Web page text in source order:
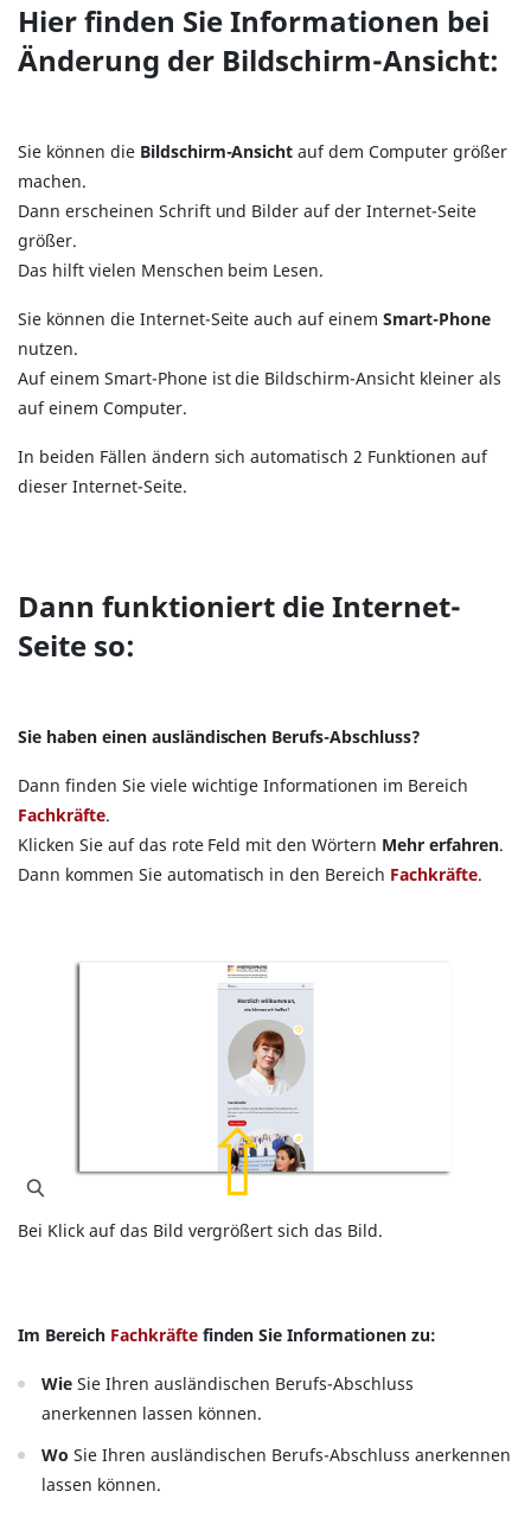
Hier finden Sie Informationen bei
Änderung der Bildschirm-Ansicht:
Sie können die Bildschirm-Ansicht auf dem Computer größer
machen.
Dann erscheinen Schrift und Bilder auf der Internet-Seite
größer.
Das hilft vielen Menschen beim Lesen.
Sie können die Internet-Seite auch auf einemSmart-Phone
nutzen.
Auf einem Smart-Phone ist die Bildschirm-Ansicht kleiner als
auf einem Computer.
In beiden Fällen ändern sich automatisch 2 Funktionen auf
dieser Internet-Seite.
Dann funktioniert die Internet-
Seite so:
Sie haben einen ausländischen Berufs-Abschluss?
Dann finden Sie viele wichtige Informationen im Bereich
Fachkräfte.
Klicken Sie auf das rote Feld mit den Wörtern Mehr erfahren.
Dann kommen Sie automatisch in den Bereich Fachkräfte.
Bei Klick auf das Bild vergrößert sich das Bild.
Im Bereich Fachkräfte finden Sie Informationen zu:
Wie Sie Ihren ausländischen Berufs-Abschluss
anerkennen lassen können.
Wo Sie Ihren ausländischen Berufs-Abschluss anerkennen
lassen können.